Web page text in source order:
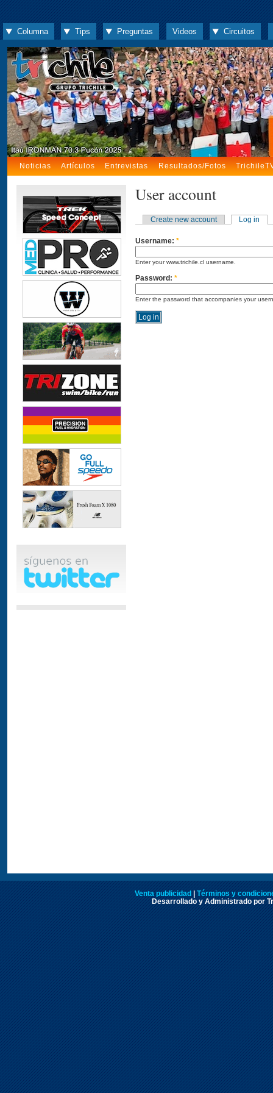
Columna Tips Preguntas Videos Circuitos
Noticias Artículos Entrevistas Resultados/Fotos
User account
Create new account Log in
Username: *
Enter your www.trichile.cl username.
Password: *
Enter the password that accompanies your
Venta publicidad
Términos y
Desarrollado y Administrado por